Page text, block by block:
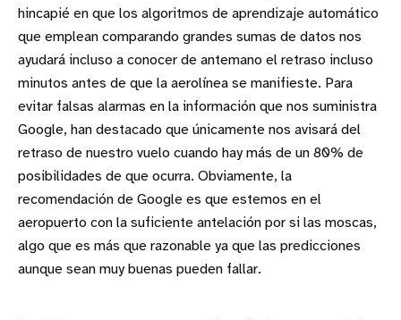
hincapié en que los algoritmos de aprendizaje automático
que emplean comparando grandes sumas de datos nos
ayudará incluso a conocer de antemano el retraso incluso
minutos antes de que la aerolínea se manifieste. Para
evitar falsas alarmas en la información que nos suministra
Google, han destacado que únicamente nos avisará del
retraso de nuestro vuelo cuando hay más de un 80% de
posibilidades de que ocurra. Obviamente, la
recomendación de Google es que estemos en el
aeropuerto con la suficiente antelación por si las moscas,
algo que es más que razonable ya que las predicciones
aunque sean muy buenas pueden fallar.